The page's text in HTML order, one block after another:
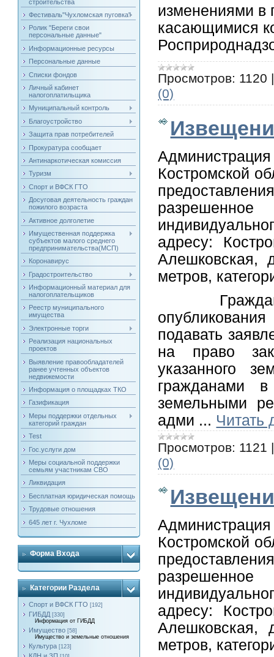
строительства
Фестиваль"Чухломская пуговка"
Ролик "Береги свои
персональные данные"
Информационные ресурсы
Персональные данные
Списки фондов
Личный кабинет
налогоплатильщика
Муниципальный контроль
Благоустройство
Защита прав потребителей
Прокуратура сообщает
Антинаркотическая комиссия
Туризм
Спорт и ВФСК ГТО
Досуговая деятельность граждан
пожилого возраста
Активное долголетие
Имущественная поддержка
субъектов малого среднего
предпринимательства(МСП)
Коронавирус
Градостроительство
Информационный материал для
налогоплательщиков
Реестр муниципального
имущества
Электронные торги
Реализация национальных
проектов
Выявление правообладателей
ранее учтенных объектов
недвижемости
Информация о площадках ТКО
Газификация
Меры поддержки отдельных
категорий граждан
Test
Гос.услуги дом
Меры социальной поддержки
семьям участникам СВО
Ликвидация
Бесплатная юридическая помощь
Трудовые отношения
645 лет г. Чухломе
Форма Входа
Категории Раздела
Спорт и ВФСК ГТО [192]
ГИБДД [330]
Информация от ГИБДД
Имущество [58]
Имущество и земельные отношения
Культура [123]
изменениями в
касающимися
Просмотров: 1120
(0)
Костромской
разрешенное
адресу:
метров,
Граждане
подавать
на право
указанного
земельными
адми ... Читать
Просмотров: 1121
(0)
Костромской
разрешенное
адресу:
метров,